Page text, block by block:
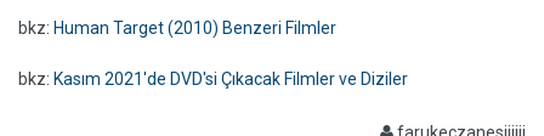
bkz: Human Target (2010) Benzeri Filmler
bkz: Kasım 2021'de DVD'si Çıkacak Filmler ve Diziler